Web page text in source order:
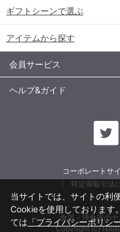
ギフトシーンで選ぶ
アイテムから探す
会員サービス
ヘルプ&ガイド
コーポレートサ
特定商取引法
食器・洋食器の
Copyright (c)
当サイトでは、サイトの利
Cookieを使用しております
ては 「プライバシーポリシ